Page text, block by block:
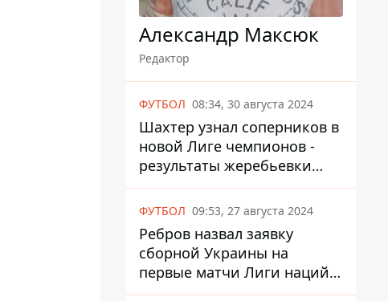
Александр Максюк
Редактор
ФУТБОЛ 08:34, 30 августа 2024
Шахтер узнал соперников в
новой Лиге чемпионов -
результаты жеребьевки
UEFA
ФУТБОЛ 09:53, 27 августа 2024
Ребров назвал заявку
сборной Украины на
первые матчи Лиги наций
против Албании и Чехии